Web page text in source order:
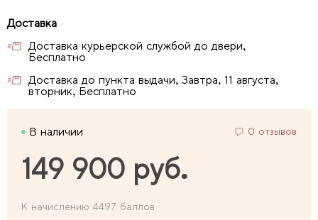
Доставка курьерской службой до двери,
Бесплатно
Доставка до пункта выдачи, Завтра, 11 августа,
вторник, Бесплатно
В наличии 0 отзывов
149 900 руб.
К начислению 4497 баллов